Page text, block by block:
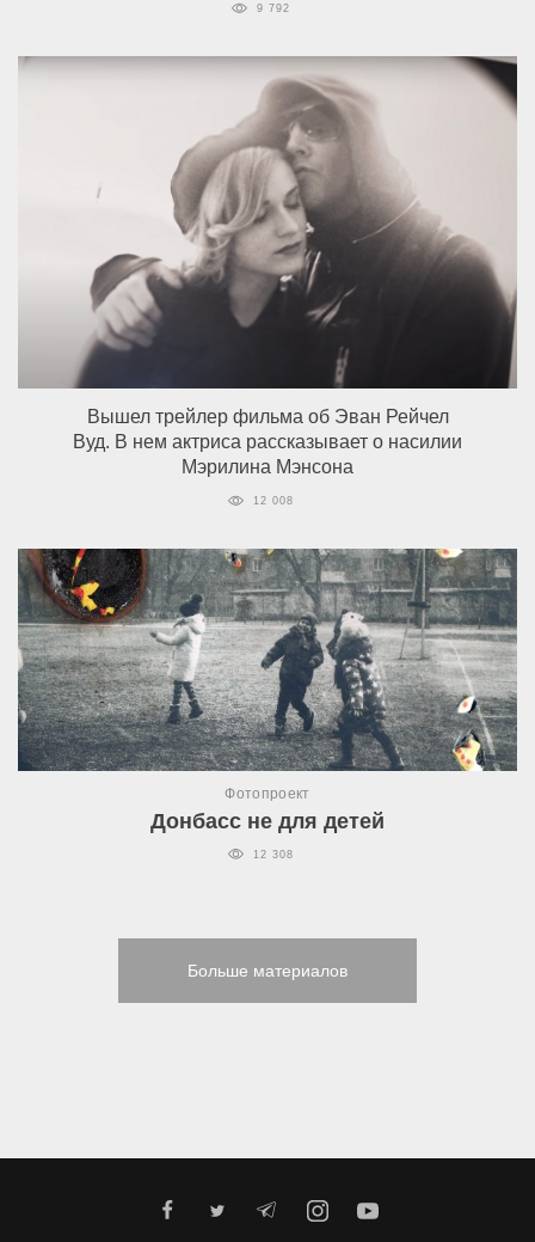
9 792
Вышел трейлер фильма об Эван Рейчел
Вуд. В нем актриса рассказывает о насилии
Мэрилина Мэнсона
12 008
Фотопроект
Донбасс не для детей
12 308
Больше материалов